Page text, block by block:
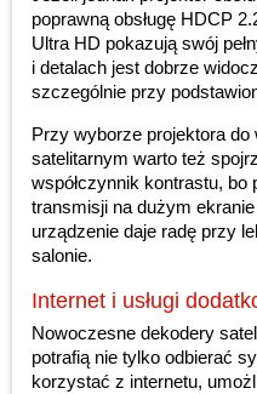
poprawną obsługę HDCP
Ultra HD pokazują swój
i detalach jest dobrze
szczególnie przy
Przy wyborze projektora do
satelitarnym warto też
współczynnik kontrastu,
transmisji na dużym
urządzenie daje radę przy
salonie.
Internet i usługi
Nowoczesne dekodery
potrafią nie tylko odbierać
korzystać z internetu,